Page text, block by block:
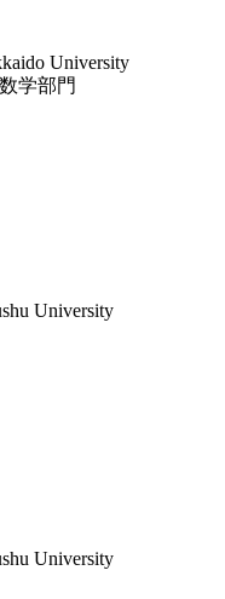
University
学部門
University
University